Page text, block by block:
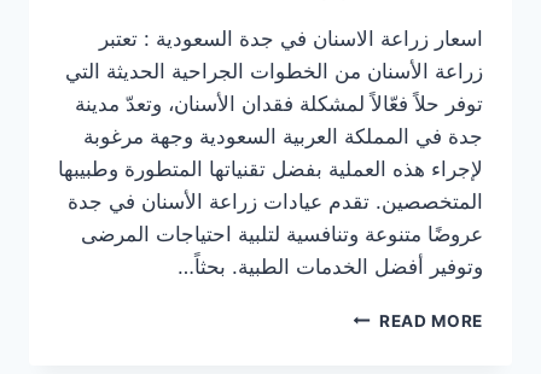
اسعار زراعة الاسنان في جدة السعودية : تعتبر
زراعة الأسنان من الخطوات الجراحية الحديثة التي
توفر حلاً فعّالاً لمشكلة فقدان الأسنان، وتعدّ مدينة
جدة في المملكة العربية السعودية وجهة مرغوبة
لإجراء هذه العملية بفضل تقنياتها المتطورة وطبيبها
المتخصصين. تقدم عيادات زراعة الأسنان في جدة
عروضًا متنوعة وتنافسية لتلبية احتياجات المرضى
وتوفير أفضل الخدمات الطبية. بحثاً…
READ MOREعروض